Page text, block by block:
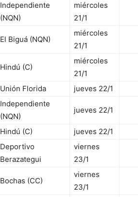
Independiente
(NQN)
miércoles
21/1
El Biguá (NQN)
miércoles
21/1
Hindú (C)
miércoles
21/1
Unión Florida jueves 22/1
Independiente
(NQN)
jueves 22/1
Hindú (C) jueves 22/1
Deportivo
Berazategui
viernes
23/1
Bochas (CC)
viernes
23/1